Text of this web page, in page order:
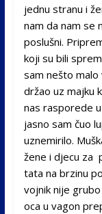
jednu stranu i
nam da nam se
poslušni.
koji su bili
sam nešto
držao uz majku
nas rasporede
jasno sam čuo
uznemirilo.
žene i djecu za
tata na brzinu
vojnik nije
oca u vagon